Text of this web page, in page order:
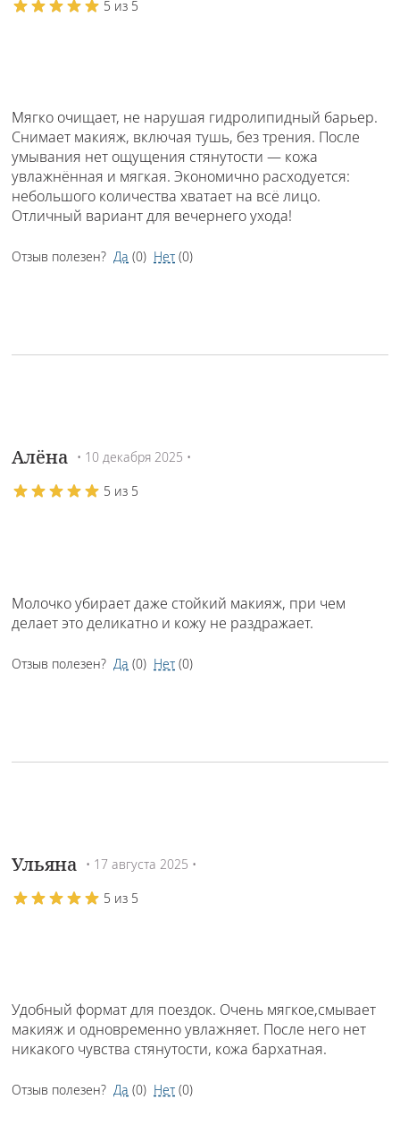
5 из 5
Отзыв полезен?Да (0) Нет (0)
Мягко очищает, не нарушая гидролипидный барьер.
Снимает макияж, включая тушь, без трения. После
умывания нет ощущения стянутости — кожа
увлажнённая и мягкая. Экономично расходуется:
небольшого количества хватает на всё лицо.
Отличный вариант для вечернего ухода!
Алёна • 10 декабря 2025 •
5 из 5
Отзыв полезен?Да (0) Нет (0)
Молочко убирает даже стойкий макияж, при чем
делает это деликатно и кожу не раздражает.
Ульяна • 17 августа 2025 •
5 из 5
Отзыв полезен?Да (0) Нет (0)
Удобный формат для поездок. Очень мягкое,смывает
макияж и одновременно увлажняет. После него нет
никакого чувства стянутости, кожа бархатная.